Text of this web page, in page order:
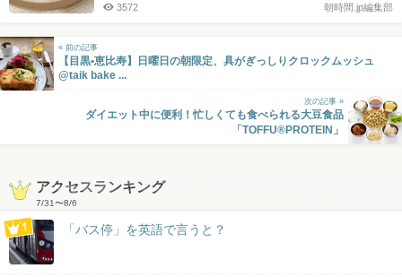
朝時間.jp編集部
3572
« 前の記事
【目黒•恵比寿】日曜日の朝限定、具がぎっしりクロックムッシュ
@taik bake ...
次の記事 »
ダイエット中に便利！忙しくても食べられる大豆食品
「TOFFU®PROTEIN」
アクセスランキング
7/31〜8/6
「バス停」を英語で言うと？